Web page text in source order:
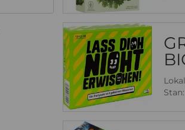
Stan: